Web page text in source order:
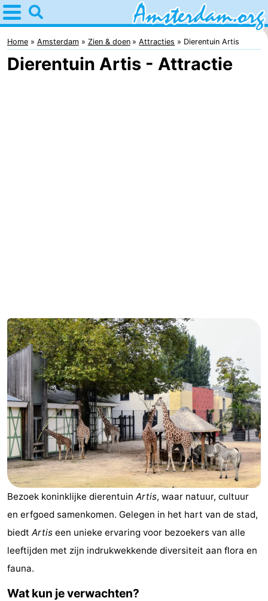
Home
Amsterdam
Reisplan
-
Het
Amsterdamse
Bos
-
Spaarnwoude
Last
minutes
Musea
Attracties
Zien
&
doen
Bezienswaardigheden
Musea
-
Home Amsterdam Zien & doen Attracties Dierentuin Artis
Dierentuin Artis - Attractie
Bezoek koninklijke dierentuin Artis, waar natuur, cultuur
en erfgoed samenkomen. Gelegen in het hart van de stad,
biedt Artis een unieke ervaring voor bezoekers van alle
leeftijden met zijn indrukwekkende diversiteit aan flora en
fauna.
Wat kun je verwachten?